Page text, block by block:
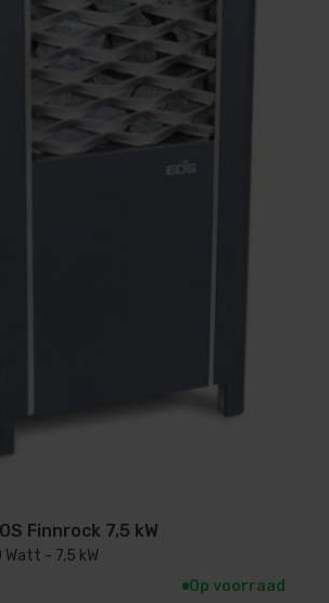
Finnrock 7,5 kW
Watt - 7,5 kW
Op voorraad